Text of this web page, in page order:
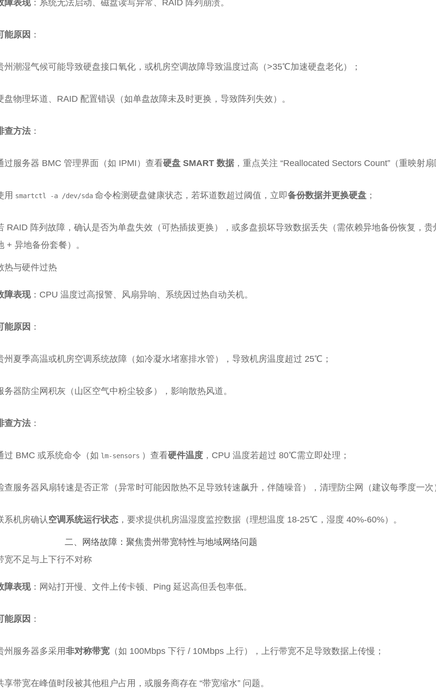
障表现：系统无法启动、磁盘读写异常、RAID 阵列崩溃。
能原因 ：
州潮湿气候可能导致硬盘接口氧化，或机房空调故障导致温度过高（>35℃加速硬盘老化）；
盘物理坏道、RAID 配置错误（如单盘故障未及时更换，导致阵列失效）。
查方法：
过服务器 BMC 管理界面（如 IPMI）查看硬盘 SMART 数据 ，重点关注 “Reallocated Sectors Count”（重映射
用 smartctl -a /dev/sda 命令检测硬盘健康状态，若坏道数超过阈值，立即备份数据并更换硬盘 ；
RAID 阵列故障，确认是否为单盘失效（可热插拔更换），或多盘损坏导致数据丢失（需依赖异地备份恢复，
+ 异地备份套餐）。
热与硬件过热
障表现：CPU 温度过高报警、风扇异响、系统因过热自动关机。
能原因 ：
州夏季高温或机房空调系统故障（如冷凝水堵塞排水管），导致机房温度超过 25℃；
务器防尘网积灰（山区空气中粉尘较多），影响散热风道。
查方法：
过 BMC 或系统命令（如 lm-sensors ）查看硬件温度 ，CPU 温度若超过 80℃需立即处理；
查服务器风扇转速是否正常（异常时可能因散热不足导致转速飙升，伴随噪音），清理防尘网（建议每季度一次
系机房确认空调系统运行状态 ，要求提供机房温湿度监控数据（理想温度 18-25℃，湿度 40%-60%）。
二、网络故障：聚焦贵州带宽特性与地域网络问题
宽不足与上下行不对称
障表现：网站打开慢、文件上传卡顿、Ping 延迟高但丢包率低。
能原因 ：
州服务器多采用非对称带宽 （如 100Mbps 下行 / 10Mbps 上行），上行带宽不足导致数据上传慢；
享带宽在峰值时段被其他租户占用，或服务商存在 “带宽缩水” 问题。